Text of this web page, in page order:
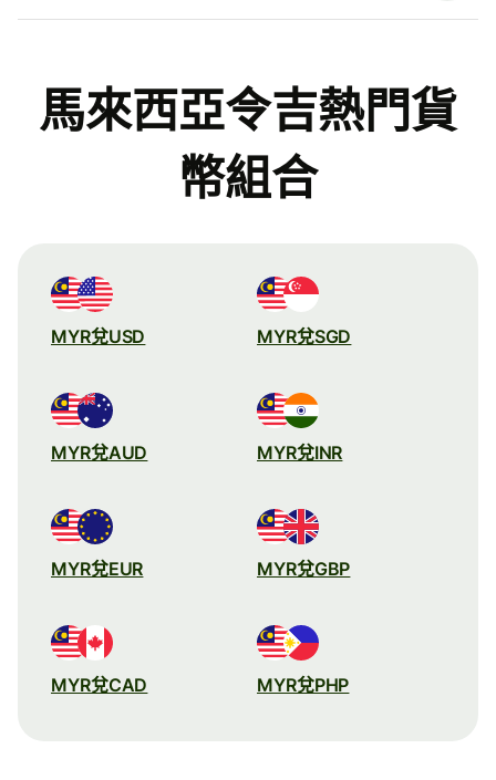
馬來西亞令吉熱門貨
幣組合
MYR兌USD MYR兌SGD
MYR兌AUD MYR兌INR
MYR兌EUR MYR兌GBP
MYR兌CAD MYR兌PHP